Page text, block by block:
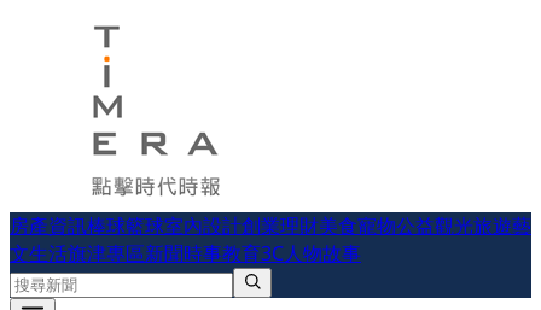
房產資訊棒球籃球室內設計創業理財美食寵物公益觀光旅遊藝
文生活旗津專區新聞時事教育3C人物故事